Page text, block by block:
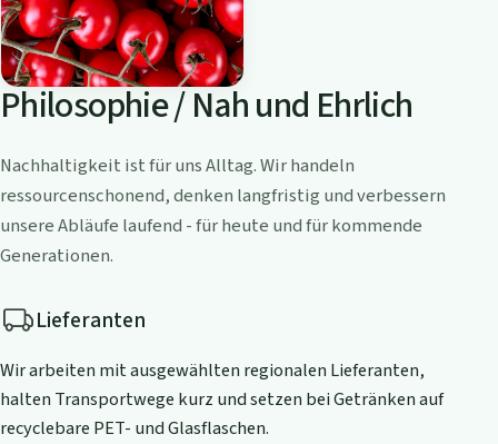
Philosophie / Nah und Ehrlich
Nachhaltigkeit ist für uns Alltag. Wir handeln
ressourcenschonend, denken langfristig und verbessern
unsere Abläufe laufend - für heute und für kommende
Generationen.
Lieferanten
Wir arbeiten mit ausgewählten regionalen Lieferanten,
halten Transportwege kurz und setzen bei Getränken auf
recyclebare PET- und Glasflaschen.